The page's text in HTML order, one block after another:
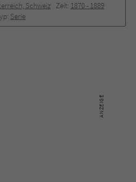
Schweiz Zeit: 1870 -­ 1889
Serie